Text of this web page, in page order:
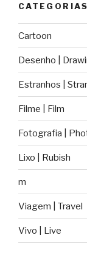
CATEGORIAS
Cartoon
Desenho |
Estranhos |
Filme | Film
Fotografia |
Lixo | Rubish
m
Viagem | Travel
Vivo | Live